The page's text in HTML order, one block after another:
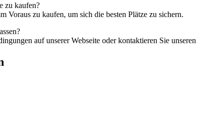
zu kaufen?
Voraus zu kaufen, um sich die besten Plätze zu sichern.
auf unserer Webseite oder kontaktieren Sie